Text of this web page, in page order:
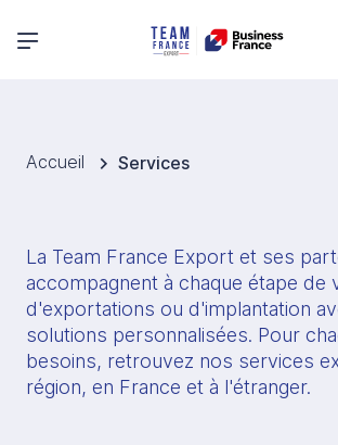
Menu principal
Accueil Services
La Team France Export et ses
accompagnent à chaque étape de
d'exportations ou d'implantation
solutions personnalisées. Pour
besoins, retrouvez nos services
région, en France et à l'étranger.